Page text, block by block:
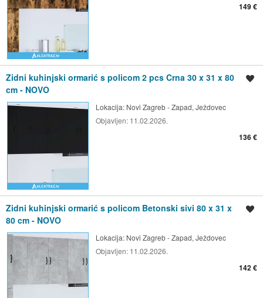
149 €
Zidni kuhinjski ormarić s policom 2 pcs Crna 30 x 31 x 80
cm - NOVO
Lokacija: Novi Zagreb - Zapad, Ježdovec
Objavljen: 11.02.2026.
136 €
Zidni kuhinjski ormarić s policom Betonski sivi 80 x 31 x
80 cm - NOVO
Lokacija: Novi Zagreb - Zapad, Ježdovec
Objavljen: 11.02.2026.
142 €